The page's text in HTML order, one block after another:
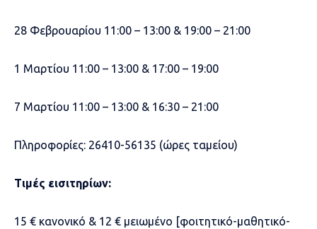
28 Φεβρουαρίου 11:00 – 13:00 & 19:00 – 21:00
1 Μαρτίου 11:00 – 13:00 & 17:00 – 19:00
7 Μαρτίου 11:00 – 13:00 & 16:30 – 21:00
Πληροφορίες: 26410-56135 (ώρες ταμείου)
Τιμές εισιτηρίων:
15 € κανονικό & 12 € μειωμένο [φοιτητικό-μαθητικό-